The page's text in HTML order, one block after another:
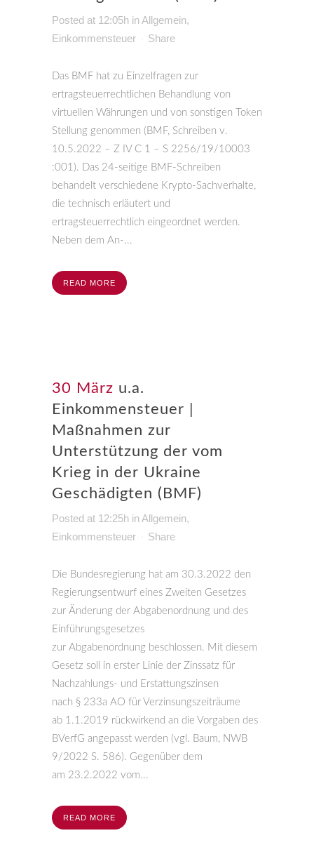
Posted at 12:05h inAllgemein,
Einkommensteuer
Share
Das BMF hat zu Einzelfragen zur
ertragsteuerrechtlichen Behandlung von
virtuellen Währungen und von sonstigen Token
Stellung genommen (BMF, Schreiben v.
10.5.2022 – Z IV C 1 – S 2256/19/10003
:001). Das 24-seitige BMF-Schreiben
behandelt verschiedene Krypto-Sachverhalte,
die technisch erläutert und
ertragsteuerrechtlich eingeordnet werden.
Neben dem An-...
READ MORE
30 März u.a.
Einkommensteuer |
Maßnahmen zur
Unterstützung der vom
Krieg in der Ukraine
Geschädigten (BMF)
Posted at 12:25h inAllgemein,
Einkommensteuer
Share
Die Bundesregierung hat am 30.3.2022 den
Regierungsentwurf eines Zweiten Gesetzes
zur Änderung der Abgabenordnung und des
Einführungsgesetzes
zur Abgabenordnung beschlossen. Mit diesem
Gesetz soll in erster Linie der Zinssatz für
Nachzahlungs- und Erstattungszinsen
nach § 233a AO für Verzinsungszeiträume
ab 1.1.2019 rückwirkend an die Vorgaben des
BVerfG angepasst werden (vgl. Baum, NWB
9/2022 S. 586). Gegenüber dem
am 23.2.2022 vom...
READ MORE